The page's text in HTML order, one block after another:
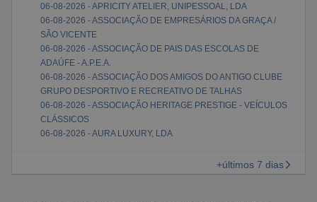
06-08-2026 - APRICITY ATELIER, UNIPESSOAL, LDA
06-08-2026 - ASSOCIAÇÃO DE EMPRESÁRIOS DA GRAÇA /
SÃO VICENTE
06-08-2026 - ASSOCIAÇÃO DE PAIS DAS ESCOLAS DE
ADAÚFE - A.P.E.A.
06-08-2026 - ASSOCIAÇÃO DOS AMIGOS DO ANTIGO CLUBE
GRUPO DESPORTIVO E RECREATIVO DE TALHAS
06-08-2026 - ASSOCIAÇÃO HERITAGE PRESTIGE - VEÍCULOS
CLÁSSICOS
06-08-2026 - AURA LUXURY, LDA
+últimos 7 dias